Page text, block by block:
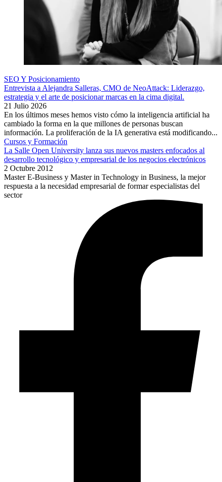
SEO Y Posicionamiento
Entrevista a Alejandra Salleras, CMO de NeoAttack: Liderazgo,
estrategia y el arte de posicionar marcas en la cima digital.
21 Julio 2026
En los últimos meses hemos visto cómo la inteligencia artificial ha
cambiado la forma en la que millones de personas buscan
información. La proliferación de la IA generativa está modificando...
Cursos y Formación
La Salle Open University lanza sus nuevos masters enfocados al
desarrollo tecnológico y empresarial de los negocios electrónicos
2 Octubre 2012
Master E-Business y Master in Technology in Business, la mejor
respuesta a la necesidad empresarial de formar especialistas del
sector